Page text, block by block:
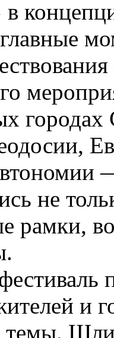
не
рамки,
и
темы.